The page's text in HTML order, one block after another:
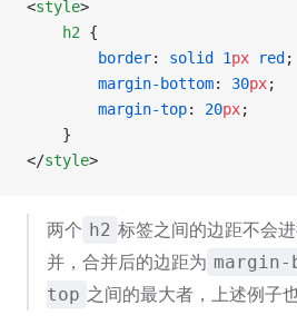
<style>
    h2
{
        border
: solid 1px red ;
        margin-bottom
: 30px;
        margin-top
: 20px;
    }
</style>
两个 h2 标签之间的边距不会
并，合并后的边距为 margin-
top 之间的最大者，上述例子